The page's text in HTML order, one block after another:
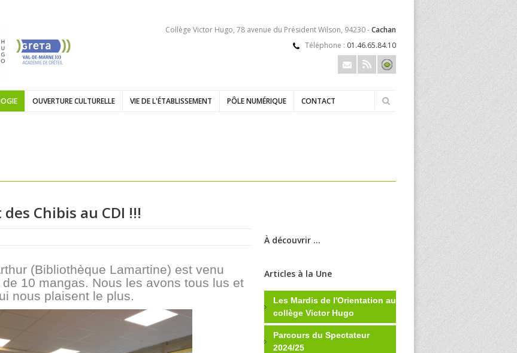
Collège Victor Hugo, 78 avenue du Président Wilson, 94230 -Cachan
Téléphone : 01.46.65.84.10
OUVERTURE CULTURELLE VIE DE L'ÉTABLISSEMENT PÔLE NUMÉRIQUE CONTACT
Chibis au CDI !!!
(Bibliothèque Lamartine) est venu
10 mangas. Nous les avons tous lus et
nous plaisent le plus.
À découvrir ...
Articles à la Une
Les Mardis de l'Orientation au
collège Victor Hugo
Parcours du Spectateur
2024/25